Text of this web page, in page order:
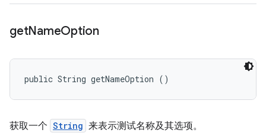
getNameOption
public String getNameOption ()
获取一个 String 来表示测试名称及其选项。